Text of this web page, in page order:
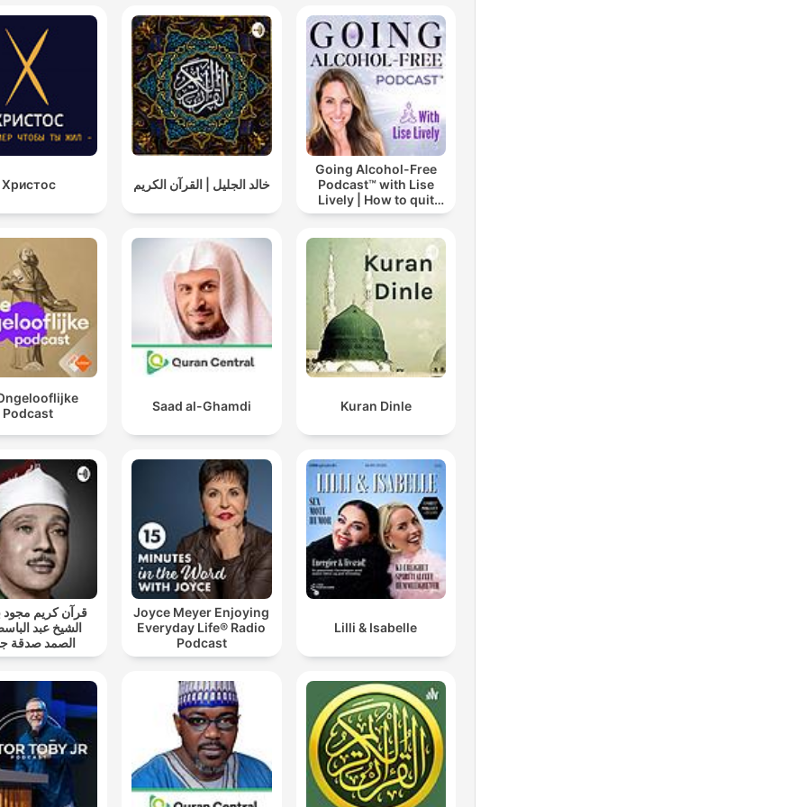
Христос خالد الجليل | القرآن الكريم
Going Alcohol-Free
Podcast™ with Lise
Lively | How to quit
drinking alcohol
Podcast
Saad al-Ghamdi Kuran Dinle
قرآن كريم
الشيخ عبد
الصمد صدقة
Joyce Meyer Enjoying
Everyday Life® Radio
Podcast
Lilli & Isabelle